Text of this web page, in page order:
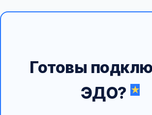
Готовы
ЭДО?